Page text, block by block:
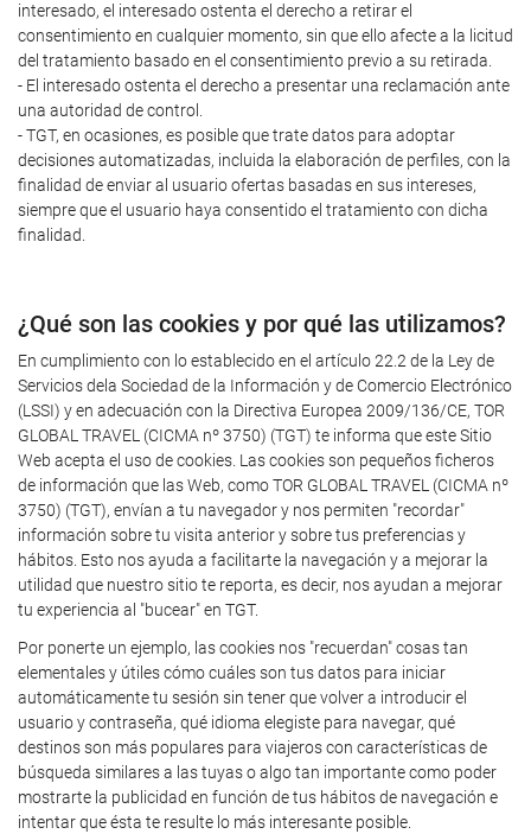
interesado, el interesado ostenta el derecho a retirar el
consentimiento en cualquier momento, sin que ello afecte a la licitud
del tratamiento basado en el consentimiento previo a su retirada.
- El interesado ostenta el derecho a presentar una reclamación ante
una autoridad de control.
- TGT, en ocasiones, es posible que trate datos para adoptar
decisiones automatizadas, incluida la elaboración de perfiles, con la
finalidad de enviar al usuario ofertas basadas en sus intereses,
siempre que el usuario haya consentido el tratamiento con dicha
finalidad.
¿Qué son las cookies y por qué las utilizamos?
En cumplimiento con lo establecido en el artículo 22.2 de la Ley de
Servicios dela Sociedad de la Información y de Comercio Electrónico
(LSSI) y en adecuación con la Directiva Europea 2009/136/CE, TOR
GLOBAL TRAVEL (CICMA nº 3750) (TGT) te informa que este Sitio
Web acepta el uso de cookies. Las cookies son pequeños ficheros
de información que las Web, como TOR GLOBAL TRAVEL (CICMA nº
3750) (TGT), envían a tu navegador y nos permiten "recordar"
información sobre tu visita anterior y sobre tus preferencias y
hábitos. Esto nos ayuda a facilitarte la navegación y a mejorar la
utilidad que nuestro sitio te reporta, es decir, nos ayudan a mejorar
tu experiencia al "bucear" en TGT.
Por ponerte un ejemplo, las cookies nos "recuerdan" cosas tan
elementales y útiles cómo cuáles son tus datos para iniciar
automáticamente tu sesión sin tener que volver a introducir el
usuario y contraseña, qué idioma elegiste para navegar, qué
destinos son más populares para viajeros con características de
búsqueda similares a las tuyas o algo tan importante como poder
mostrarte la publicidad en función de tus hábitos de navegación e
intentar que ésta te resulte lo más interesante posible.